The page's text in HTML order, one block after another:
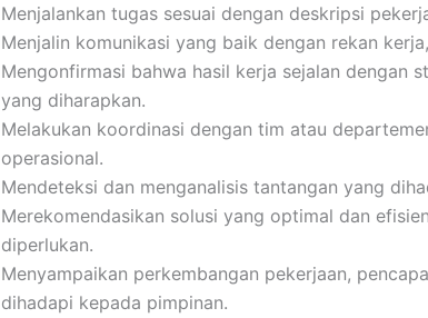
Menjalankan tugas sesuai dengan deskripsi
Menjalin komunikasi yang baik dengan rekan
Mengonfirmasi bahwa hasil kerja sejalan dengan
yang diharapkan.
Melakukan koordinasi dengan tim atau
operasional.
Mendeteksi dan menganalisis tantangan yang
Merekomendasikan solusi yang optimal dan
diperlukan.
Menyampaikan perkembangan pekerjaan,
dihadapi kepada pimpinan.